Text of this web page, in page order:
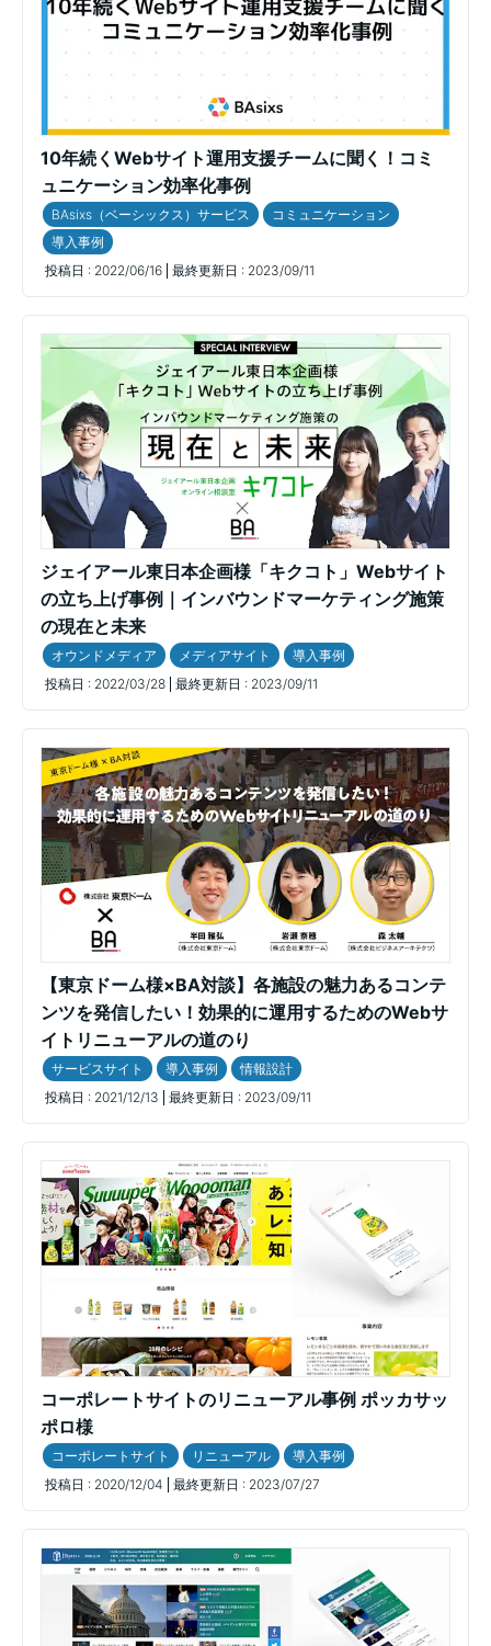
10年続くWebサイト運用支援チームに聞く！コミ
ュニケーション効率化事例
BAsixs（ベーシックス）サービス
コミュニケーション
導入事例
投稿日 : 2022/06/16 最終更新日 : 2023/09/11
ジェイアール東日本企画様「キクコト」Webサイト
の立ち上げ事例｜インバウンドマーケティング施策
の現在と未来
オウンドメディア メディアサイト
導入事例
投稿日 : 2022/03/28 最終更新日 : 2023/09/11
【東京ドーム様×BA対談】各施設の魅力あるコンテ
ンツを発信したい！効果的に運用するためのWebサ
イトリニューアルの道のり
サービスサイト 導入事例
情報設計
投稿日 : 2021/12/13 最終更新日 : 2023/09/11
コーポレートサイトのリニューアル事例 ポッカサッ
ポロ様
コーポレートサイト リニューアル
導入事例
投稿日 : 2020/12/04 最終更新日 : 2023/07/27